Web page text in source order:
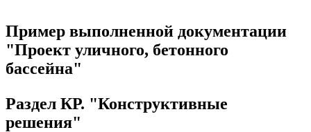
Пример выполненной документации
"Проект уличного, бетонного
бассейна"
Раздел КР. "Конструктивные
решения"